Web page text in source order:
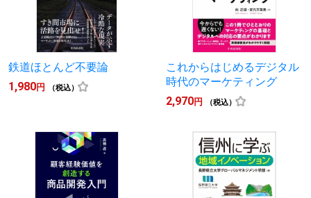
鉄道ほとんど不要論
1,980円 （税込）
これからはじめるデジタル
時代のマーケティング
2,970円 （税込）